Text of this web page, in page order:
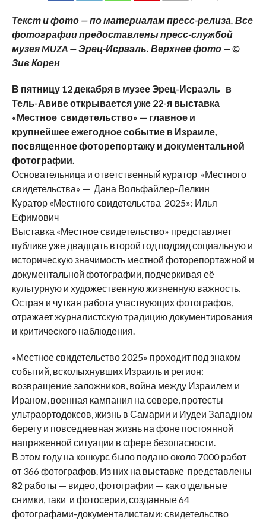
Текст и фото — по материалам пресс-релиза. Все
фотографии предоставлены пресс-службой
музея MUZA — Эрец-Исраэль. Верхнее фото — ©
Зив Корен
В пятницу 12 декабря в музее Эрец-Исраэль в
Тель-Авиве открывается уже 22-я выставка
«Местное свидетельство» — главное и
крупнейшее ежегодное событие в Израиле,
посвященное фоторепортажу и документальной
фотографии.
Основательница и ответственный куратор «Местного
свидетельства» — Дана Вольфайлер-Лелкин
Куратор «Местного свидетельства 2025»: Илья
Ефимович
Выставка «Местное свидетельство» представляет
публике уже двадцать второй год подряд социальную и
историческую значимость местной фоторепортажной и
документальной фотографии, подчеркивая её
культурную и художественную жизненную важность.
Острая и чуткая работа участвующих фотографов,
отражает журналистскую традицию документирования
и критического наблюдения.
«Местное свидетельство 2025» проходит под знаком
событий, всколыхнувших Израиль и регион:
возвращение заложников, война между Израилем и
Ираном, военная кампания на севере, протесты
ультраортодоксов, жизнь в Самарии и Иудеи Западном
берегу и повседневная жизнь на фоне постоянной
напряженной ситуации в сфере безопасности.
В этом году на конкурс было подано около 7000 работ
от 366 фотографов. Из них на выставке представлены
82 работы — видео, фотографии — как отдельные
снимки, таки и фотосерии, созданные 64
фотографами-документалистами: свидетельство